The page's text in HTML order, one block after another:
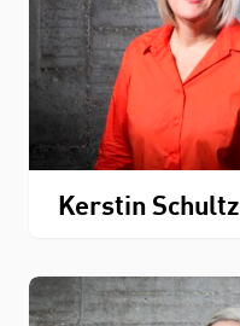
Kerstin Schultz